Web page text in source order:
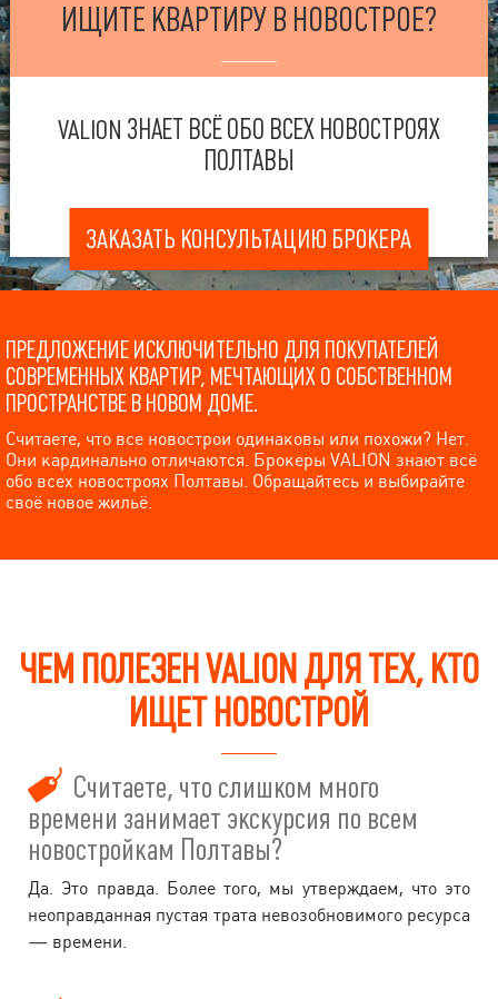
ИЩИТЕ КВАРТИРУ В НОВОСТРОЕ?
VALION ЗНАЕТ ВСЁ ОБО ВСЕХ НОВОСТРОЯХ
ПОЛТАВЫ
ЗАКАЗАТЬ КОНСУЛЬТАЦИЮ БРОКЕРА
ПРЕДЛОЖЕНИЕ ИСКЛЮЧИТЕЛЬНО ДЛЯ ПОКУПАТЕЛЕЙ
СОВРЕМЕННЫХ КВАРТИР, МЕЧТАЮЩИХ О СОБСТВЕННОМ
ПРОСТРАНСТВЕ В НОВОМ ДОМЕ.
Считаете, что все новострои одинаковы или похожи? Нет.
Они кардинально отличаются. Брокеры VALION знают всё
обо всех новостроях Полтавы. Обращайтесь и выбирайте
своё новое жильё.
ЧЕМ ПОЛЕЗЕН VALION ДЛЯ ТЕХ, КТО
ИЩЕТ НОВОСТРОЙ
Считаете, что слишком много
времени занимает экскурсия по всем
новостройкам Полтавы?
Да. Это правда. Более того, мы утверждаем, что это
неоправданная пустая трата невозобновимого ресурса
— времени.